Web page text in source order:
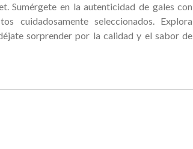
Sumérgete en la autenticidad de gales con
cuidadosamente seleccionados. Explora
sorprender por la calidad y el sabor de